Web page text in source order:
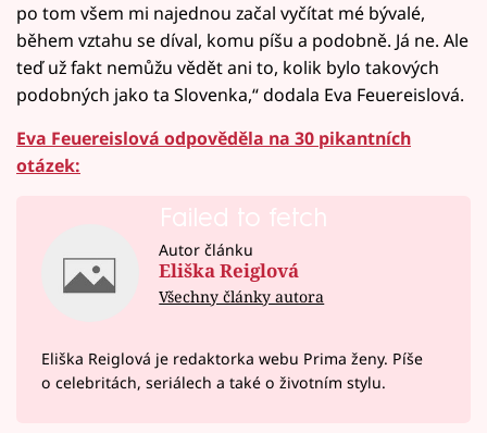
po tom všem mi najednou začal vyčítat mé bývalé,
během vztahu se díval, komu píšu a podobně. Já ne. Ale
teď už fakt nemůžu vědět ani to, kolik bylo takových
podobných jako ta Slovenka,“ dodala Eva Feuereislová.
Eva Feuereislová odpověděla na 30 pikantních
otázek:
Failed to fetch
Autor článku
Eliška Reiglová
Všechny články autora
Eliška Reiglová je redaktorka webu Prima ženy. Píše
o celebritách, seriálech a také o životním stylu.